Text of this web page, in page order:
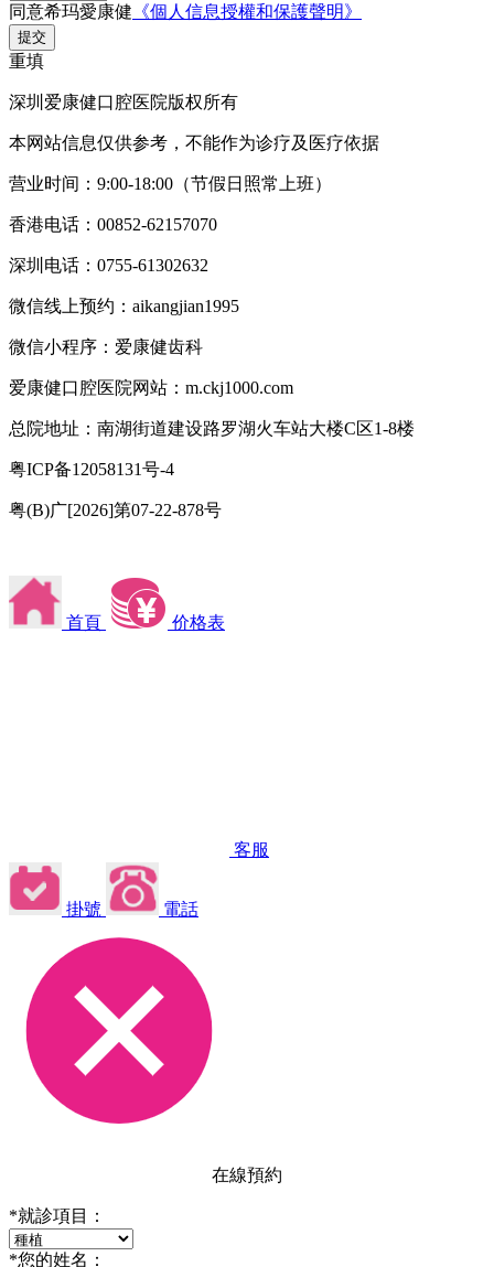
同意希玛愛康健 《個人信息授權和保護聲明》
提交
重填
深圳爱康健口腔医院版权所有
本网站信息仅供参考，不能作为诊疗及医疗依据
营业时间：9:00-18:00（节假日照常上班）
香港电话：00852-62157070
深圳电话：0755-61302632
微信线上预约：aikangjian1995
微信小程序：爱康健齿科
爱康健口腔医院网站：m.ckj1000.com
总院地址：南湖街道建设路罗湖火车站大楼C区1-8楼
粤ICP备12058131号-4
粤(B)广[2026]第07-22-878号
首頁 价格表
客服
掛號 電話
在線預約
*就診項目：
*您的姓名：